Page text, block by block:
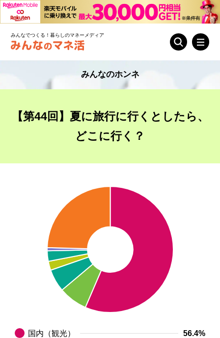
みんなでつくる！暮らしのマネーメディア
みんなのホンネ
【第44回】夏に旅行に行くとしたら、
どこに行く？
国内（観光） 56.4%